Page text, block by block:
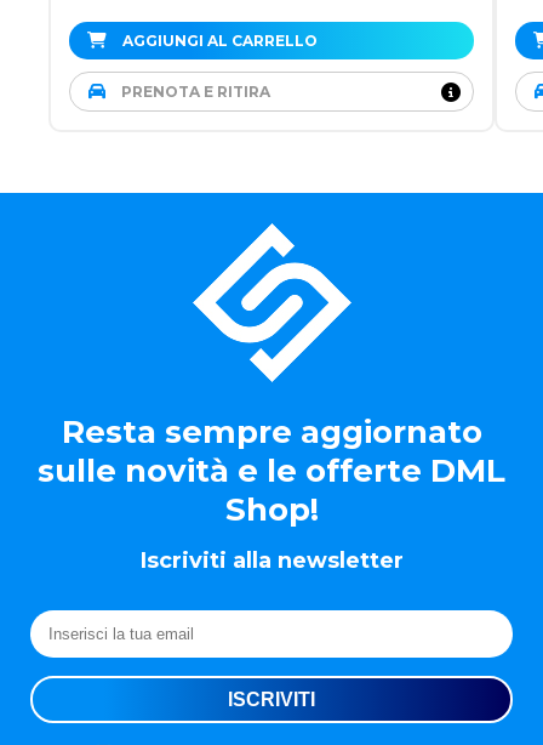
AGGIUNGI AL CARRELLO
PRENOTA E RITIRA
Resta sempre aggiornato
sulle novità e le offerte DML
Shop!
Iscriviti alla newsletter